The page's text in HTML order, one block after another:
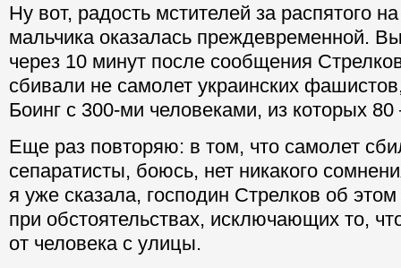
Ну вот, радость мстителей за распятого
мальчика оказалась преждевременной.
через 10 минут после сообщения
сбивали не самолет украинских
Боинг с 300-ми человеками, из которых 80
Еще раз повторяю: в том, что самолет
сепаратисты, боюсь, нет никакого
я уже сказала, господин Стрелков об
при обстоятельствах, исключающих то,
от человека с улицы.